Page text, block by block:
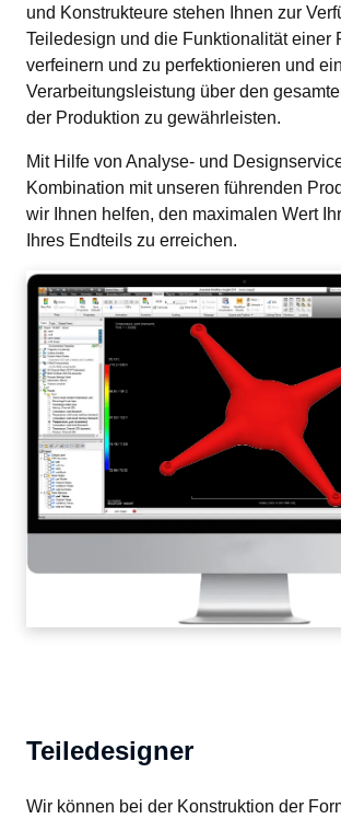
und Konstrukteure stehen Ihnen zur
Teiledesign und die Funktionalität einer
verfeinern und zu perfektionieren und
Verarbeitungsleistung über den
der Produktion zu gewährleisten.
Mit Hilfe von Analyse- und
Kombination mit unseren führenden
wir Ihnen helfen, den maximalen Wert
Ihres Endteils zu erreichen.
Teiledesigner
Wir können bei der Konstruktion der